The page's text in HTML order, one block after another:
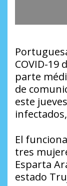
COVID-19
parte
de
este
El
tres
Esparta
estado